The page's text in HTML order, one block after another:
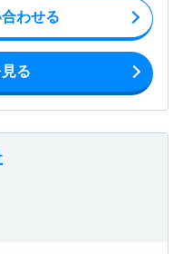
わせる
る